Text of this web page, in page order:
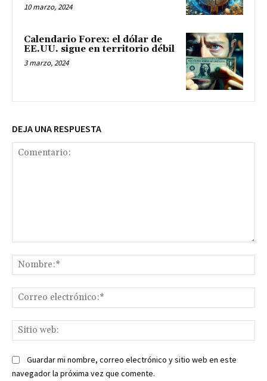
10 marzo, 2024
Calendario Forex: el dólar de
EE.UU. sigue en territorio débil
3 marzo, 2024
DEJA UNA RESPUESTA
Guardar mi nombre, correo electrónico y sitio web en este
navegador la próxima vez que comente.